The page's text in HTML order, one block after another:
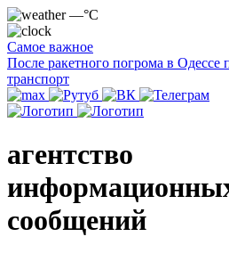
—°C
Самое важное
После ракетного погрома в Одессе
транспорт
агентство
сообщений